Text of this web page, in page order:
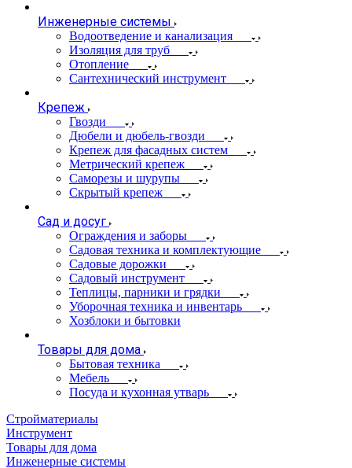
Инженерные системы
Водоотведение и канализация
Изоляция для труб
Отопление
Сантехнический инструмент
Крепеж
Гвозди
Дюбели и дюбель-гвозди
Крепеж для фасадных систем
Метрический крепеж
Саморезы и шурупы
Скрытый крепеж
Сад и досуг
Ограждения и заборы
Садовая техника и комплектующие
Садовые дорожки
Садовый инструмент
Теплицы, парники и грядки
Уборочная техника и инвентарь
Хозблоки и бытовки
Товары для дома
Бытовая техника
Мебель
Посуда и кухонная утварь
Стройматериалы
Инструмент
Товары для дома
Инженерные системы